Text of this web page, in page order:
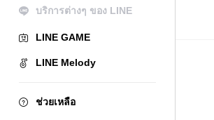
บริการต่างๆ ของ LINE
LINE GAME
LINE Melody
ช่วยเหลือ